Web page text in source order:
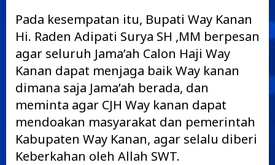
Pada kesempatan itu, Bupati Way Kanan
Hi. Raden Adipati Surya SH ,MM berpesan
agar seluruh Jama’ah Calon Haji Way
Kanan dapat menjaga baik Way kanan
dimana saja Jama’ah berada, dan
meminta agar CJH Way kanan dapat
mendoakan masyarakat dan pemerintah
Kabupaten Way Kanan, agar selalu diberi
Keberkahan oleh Allah SWT.